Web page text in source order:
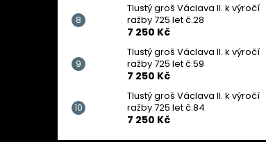
Tlustý groš Václava II. k výročí
ražby 725 let č.28
7 250 Kč
Tlustý groš Václava II. k výročí
ražby 725 let č.59
7 250 Kč
Tlustý groš Václava II. k výročí
ražby 725 let č.84
7 250 Kč